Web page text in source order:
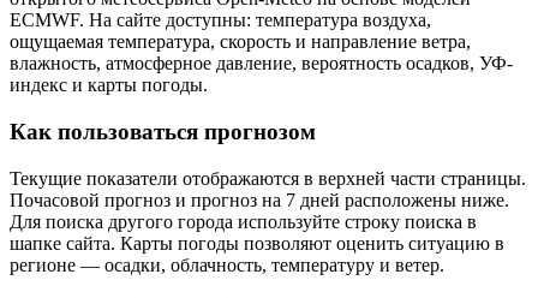
ECMWF. На сайте доступны: температура воздуха,
ощущаемая температура, скорость и направление ветра,
влажность, атмосферное давление, вероятность осадков, УФ-
индекс и карты погоды.
Как пользоваться прогнозом
Текущие показатели отображаются в верхней части страницы.
Почасовой прогноз и прогноз на 7 дней расположены ниже.
Для поиска другого города используйте строку поиска в
шапке сайта. Карты погоды позволяют оценить ситуацию в
регионе — осадки, облачность, температуру и ветер.